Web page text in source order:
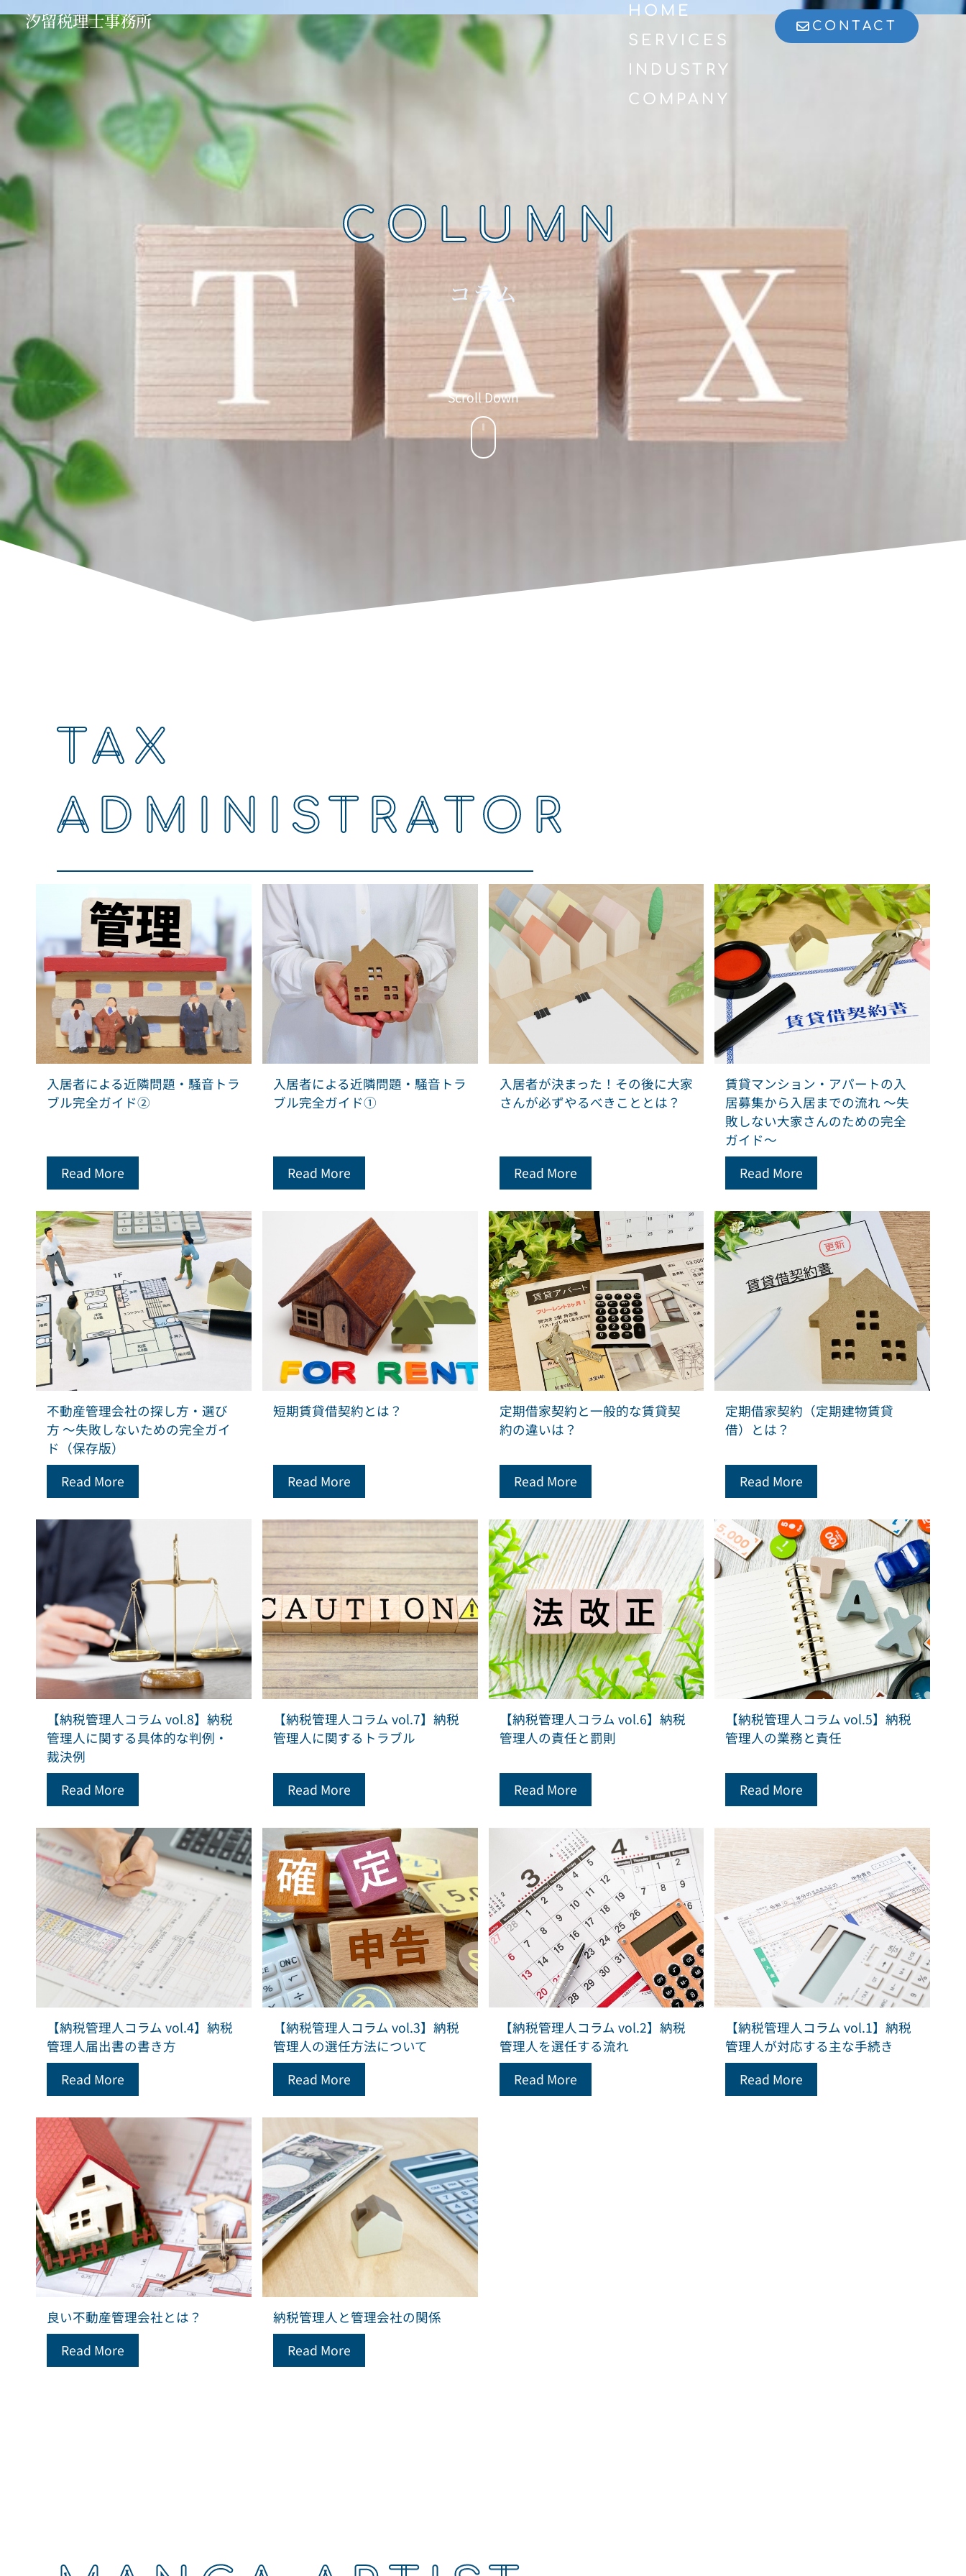
汐留税理士事務所
HOME
SERVICES
INDUSTRY
COMPANY
CONTACT
COLUMN
コラム
Scroll Down
TAX
ADMINISTRATOR
入居者による近隣問題・騒音トラ
ブル完全ガイド②
Read More
入居者による近隣問題・騒音トラ
ブル完全ガイド①
Read More
入居者が決まった！その後に大家
さんが必ずやるべきこととは？
Read More
賃貸マンション・アパートの入
居募集から入居までの流れ ～失
敗しない大家さんのための完全
ガイド～
Read More
不動産管理会社の探し方・選び
方 ～失敗しないための完全ガイ
ド（保存版）
Read More
短期賃貸借契約とは？
Read More
定期借家契約と一般的な賃貸契
約の違いは？
Read More
定期借家契約（定期建物賃貸
借）とは？
Read More
【納税管理人コラム vol.8】納税
管理人に関する具体的な判例・
裁決例
Read More
【納税管理人コラム vol.7】納税
管理人に関するトラブル
Read More
【納税管理人コラム vol.6】納税
管理人の責任と罰則
Read More
【納税管理人コラム vol.5】納税
管理人の業務と責任
Read More
【納税管理人コラム vol.4】納税
管理人届出書の書き方
Read More
【納税管理人コラム vol.3】納税
管理人の選任方法について
Read More
【納税管理人コラム vol.2】納税
管理人を選任する流れ
Read More
【納税管理人コラム vol.1】納税
管理人が対応する主な手続き
Read More
良い不動産管理会社とは？
Read More
納税管理人と管理会社の関係
Read More